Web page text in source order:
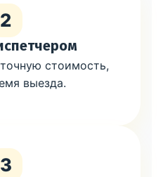
2
стоимость,
выезда.
3